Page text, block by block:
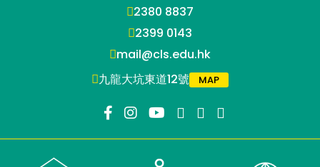
2380 8837
2399 0143
mail@cls.edu.hk
九龍大坑東道12號
MAP